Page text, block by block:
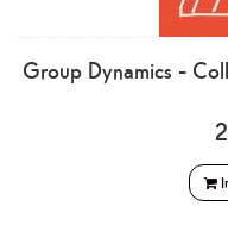
Group Dynamics -